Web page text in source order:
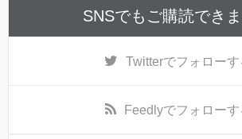
SNSでもご購読できま
Twitterでフォローす
Feedlyでフォローす